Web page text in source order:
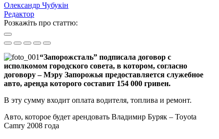
Олександр Чубукін
Редактор
Розкажіть про статтю:
“Запорожсталь” подписала договор с
исполкомом городского совета, в котором, согласно
договору – Мэру Запорожья предоставляется служебное
авто, аренда которого составит 154 000 гривен.
В эту сумму входит оплата водителя, топлива и ремонт.
Авто, которое будет арендовать Владимир Буряк – Toyota
Camry 2008 года